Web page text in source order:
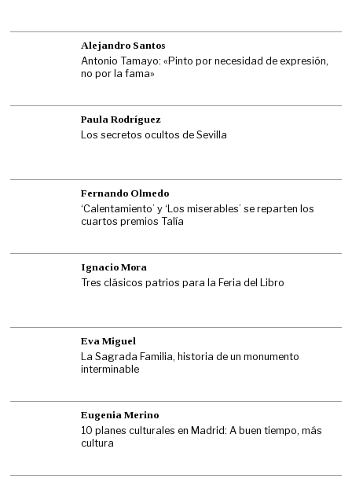
Alejandro Santos
Antonio Tamayo: «Pinto por necesidad de expresión,
no por la fama»
Paula Rodríguez
Los secretos ocultos de Sevilla
Fernando Olmedo
‘Calentamiento’ y ‘Los miserables’ se reparten los
cuartos premios Talía
Ignacio Mora
Tres clásicos patrios para la Feria del Libro
Eva Miguel
La Sagrada Familia, historia de un monumento
interminable
Eugenia Merino
10 planes culturales en Madrid: A buen tiempo, más
cultura